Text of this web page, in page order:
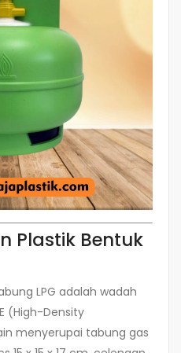
Plastik Bentuk
LPG adalah wadah
(High-Density
menyerupai tabung gas